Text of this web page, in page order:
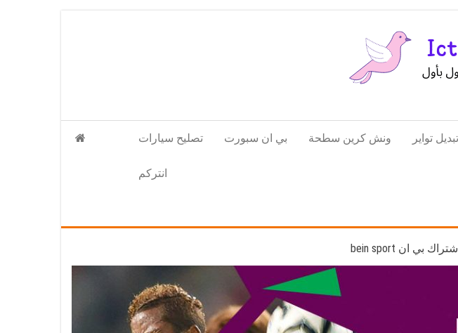
تصليح سيارات بي ان سبورت ونش كرين سطحة تبديل تواير
انتركم